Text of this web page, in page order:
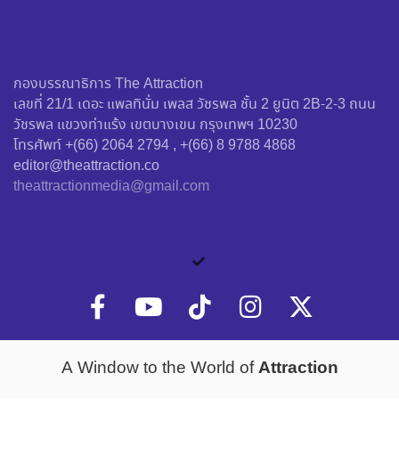
กองบรรณาธิการ The Attraction
เลขที่ 21/1 เดอะ แพลทินั่ม เพลส วัชรพล ชั้น 2 ยูนิต 2B-2-3 ถนน
วัชรพล แขวงท่าแร้ง เขตบางเขน กรุงเทพฯ 10230
โทรศัพท์ +(66) 2064 2794 , +(66) 8 9788 4868
editor@theattraction.co
theattractionmedia@gmail.com
A Window to the World ofAttraction